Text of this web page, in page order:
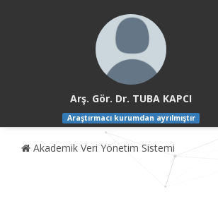
Arş. Gör. Dr. TUBA KAPCI
Araştırmacı kurumdan ayrılmıştır
Akademik Veri Yönetim Sistemi